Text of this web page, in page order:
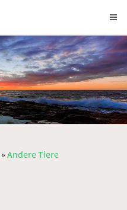
» Andere Tiere